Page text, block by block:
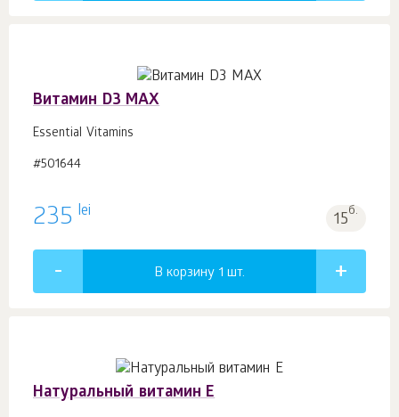
Витамин D3 MAX
Essential Vitamins
#501644
235 lei 15б.
В корзину 1 шт.
Натуральный витамин E